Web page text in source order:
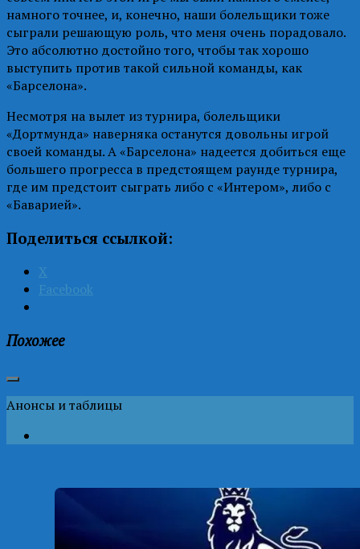
намного точнее, и, конечно, наши болельщики тоже
сыграли решающую роль, что меня очень порадовало.
Это абсолютно достойно того, чтобы так хорошо
выступить против такой сильной команды, как
«Барселона».
Несмотря на вылет из турнира, болельщики
«Дортмунда» наверняка останутся довольны игрой
своей команды. А «Барселона» надеется добиться еще
большего прогресса в предстоящем раунде турнира,
где им предстоит сыграть либо с «Интером», либо с
«Баварией».
Поделиться ссылкой:
X
Facebook
Похожее
Анонсы и таблицы